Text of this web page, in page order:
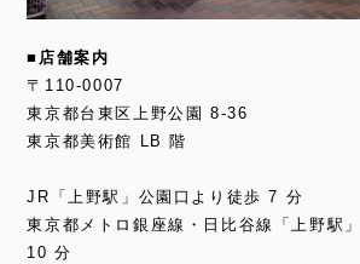
■店舗案内
〒110-0007
東京都台東区上野公園 8-36
東京都美術館 LB 階
JR「上野駅」公園口より徒歩 7 分
東京都メトロ銀座線・日比谷線「上野駅
10 分